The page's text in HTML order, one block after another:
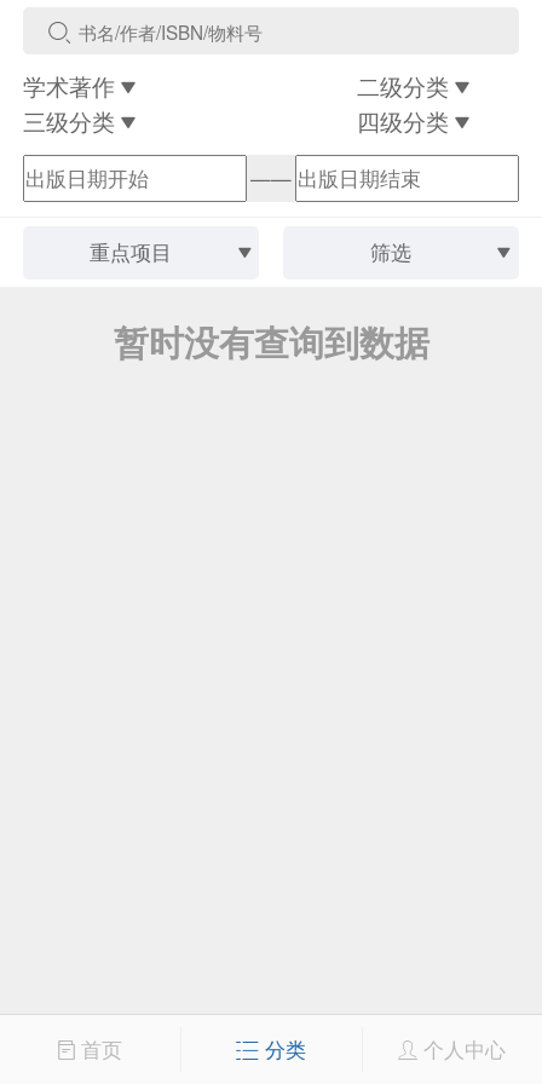
学术著作
二级分类
三级分类
四级分类
——
重点项目 筛选
暂时没有查询到数据
首页 分类 个人中心